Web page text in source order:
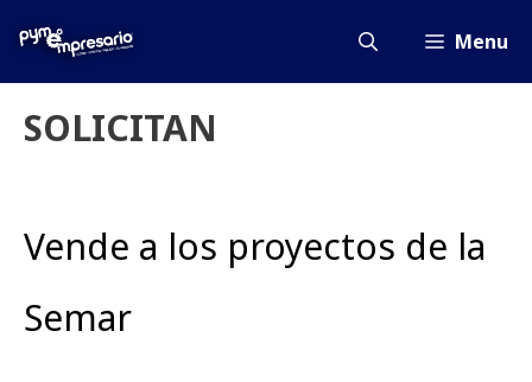
Menu
SOLICITAN
Vende a los proyectos de la
Semar